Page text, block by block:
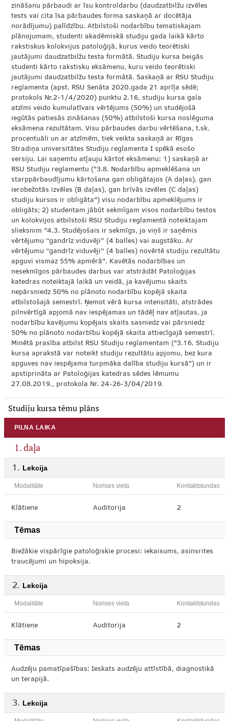
zināšanu pārbaudi ar īsu kontroldarbu (daudzatbilžu izvēles
tests vai cita īsa pārbaudes forma saskaņā ar docētāja
norādījumu) palīdzību. Atbilstoši nodarbību tematiskajam
plānojumam, studenti akadēmiskā studiju gada laikā kārto
rakstiskus kolokvijus patoloģijā, kurus veido teorētiski
jautājumi daudzatbilžu testa formātā. Studiju kursa beigās
studenti kārto rakstisku eksāmenu, kuru veido teorētiski
jautājumi daudzatbilžu testa formātā. Saskaņā ar RSU Studiju
reglamenta (apst. RSU Senāta 2020.gada 21 aprīļa sēdē;
protokols Nr.2-1/4/2020) punktu 2.16, studiju kursa gala
atzīmi veido kumulatīvais vērtējums (50%) un studējošā
iegūtās patiesās zināšanas (50%) atbilstoši kursa noslēguma
eksāmena rezultātam. Visu pārbaudes darbu vērtēšana, t.sk.
procentuāli un ar atzīmēm, tiek veikta saskaņā ar Rīgas
Stradiņa universitātes Studiju reglamenta I spēkā esošo
versiju. Lai saņemtu atļauju kārtot eksāmenu: 1) saskaņā ar
RSU Studiju reglamentu ("3.8. Nodarbību apmeklēšana un
starppārbaudījumu kārtošana gan obligātajos (A daļas), gan
ierobežotās izvēles (B daļas), gan brīvās izvēles (C daļas)
studiju kursos ir obligāta") visu nodarbību apmeklējums ir
obligāts; 2) studentam jābūt sekmīgam visos nodarbību testos
un kolokvijos atbilstoši RSU Studiju reglamentā noteiktajam
slieksnim "4.3. Studējošais ir sekmīgs, ja viņš ir saņēmis
vērtējumu “gandrīz viduvēji” (4 balles) vai augstāku. Ar
vērtējumu “gandrīz viduvēji” (4 balles) novērtē studiju rezultātu
apguvi vismaz 55% apmērā". Kavētās nodarbības un
nesekmīgos pārbaudes darbus var atstrādāt Patoloģijas
katedras noteiktajā laikā un veidā, ja kavējumu skaits
nepārsniedz 50% no plānoto nodarbību kopējā skaita
atbilstošajā semestrī. Ņemot vērā kursa intensitāti, atstrādes
pilnvērtīgā apjomā nav iespējamas un tādēļ nav atļautas, ja
nodarbību kavējumu kopējais skaits sasniedz vai pārsniedz
50% no plānoto nodarbību kopējā skaita attiecīgajā semestrī.
Minētā prasība atbilst RSU Studiju reglamentam ("3.16. Studiju
kursa aprakstā var noteikt studiju rezultātu apjomu, bez kura
apguves nav iespējama turpmāka dalība studiju kursā") un ir
apstiprināta ar Patoloģijas katedras sēdes lēmumu
27.08.2019., protokola Nr. 24-26-3/04/2019.
Studiju kursa tēmu plāns
PILNA LAIKA
1. daļa
Lekcija
Modalitāte Norises vieta Kontaktstundas
Klātiene Auditorija 2
Tēmas
Biežākie vispārīgie patoloģiskie procesi: iekaisums, asinsrites
traucējumi un hipoksija.
Lekcija
Modalitāte Norises vieta Kontaktstundas
Klātiene Auditorija 2
Tēmas
Audzēju pamatīpašības: Ieskats audzēju attīstībā, diagnostikā
un terapijā.
Lekcija